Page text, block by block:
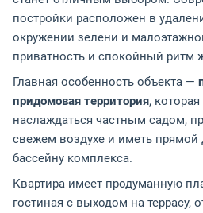
постройки расположен в
окружении зелени и
приватность и спокойный ритм
Главная особенность объекта —
придомовая территория,
наслаждаться частным садом,
свежем воздухе и иметь прямой
бассейну комплекса.
Квартира имеет продуманную
гостиная с выходом на террасу,